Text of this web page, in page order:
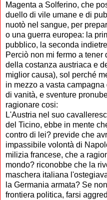
Magenta a Solferino, che
duello di vile umane e di
nuotò nel sangue, per
o una guerra europea: la
pubblico, la seconda
Perciò non mi fermo a
della costanza austriaca e
miglior causa), sol perché
in mezzo a vasta
di vanità, e sventure
ragionare cosi:
L'Austria nel suo
del Ticino, ebbe in mente
contro di lei? previde che
impassibile volontà di
milizia francese, che a
mondo? riconobbe che la
maschera italiana
la Germania armata? Se
frontiera politica, farsi